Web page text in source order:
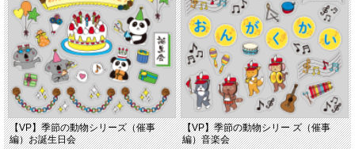
【VP】季節の動物シリーズ（催事
編）お誕生日会
【VP】季節の動物シリー ズ（催事
編）音楽会